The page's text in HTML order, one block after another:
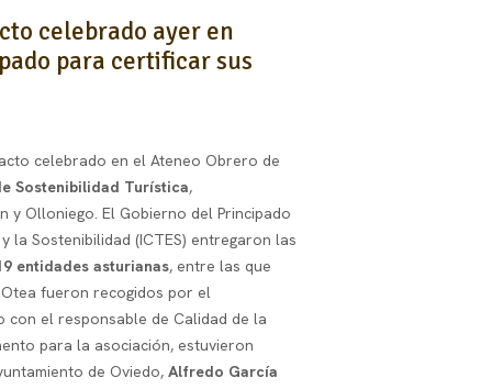
celebrado ayer en
para certificar sus
celebrado en el Ateneo Obrero de
Sostenibilidad Turística,
y Olloniego. El Gobierno del Principado
la Sostenibilidad (ICTES) entregaron las
entidades asturianas, entre las que
fueron recogidos por el
con el responsable de Calidad de la
para la asociación, estuvieron
de Oviedo,Alfredo García